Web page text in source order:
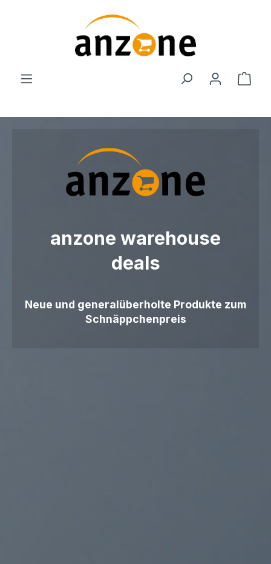
Zum Hauptinhalt springen
anzone warehouse
deals
Neue und generalüberholte Produkte zum
Schnäppchenpreis